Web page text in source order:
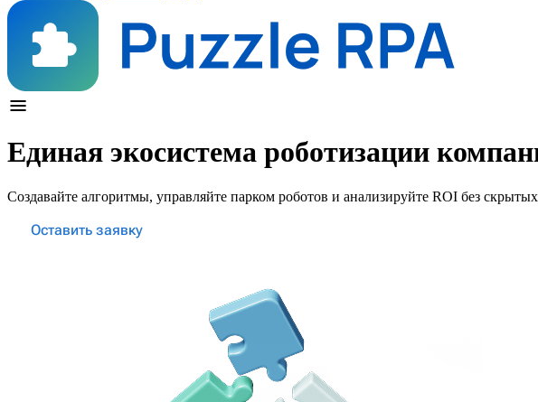
Единая экосистема роботизации
Создавайте алгоритмы, управляйте парком роботов и анализируйте ROI без
Оставить заявку